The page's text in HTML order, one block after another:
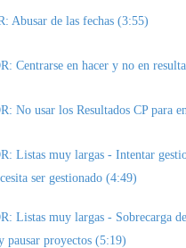
Abusar de las fechas (3:55)
Centrarse en hacer y no en
No usar los Resultados CP para
Listas muy largas - Intentar
ser gestionado (4:49)
Listas muy largas - Sobrecarga
pausar proyectos (5:19)